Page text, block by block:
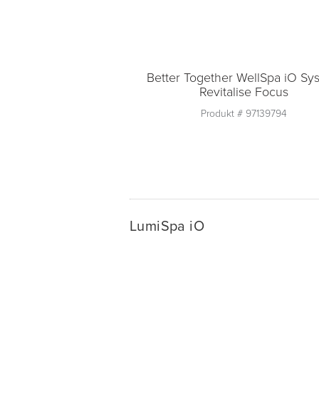
Better Together WellSpa iO
Revitalise Focus
Produkt # 97139794
In den Warenkorb legen
LumiSpa iO